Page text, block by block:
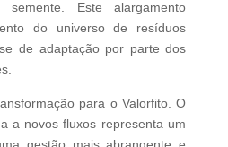
Este alargamento
do universo de resíduos
de adaptação por parte dos
para o Valorfito. O
a novos fluxos representa um
gestão mais abrangente e